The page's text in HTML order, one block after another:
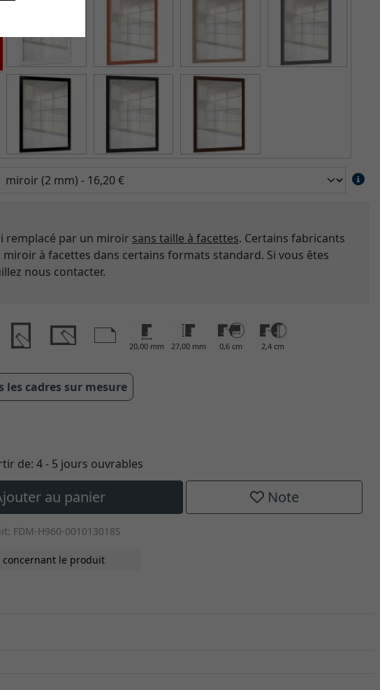
remplacé par un miroir sans taille à facettes. Certains fabricants
à facettes dans certains formats standard. Si vous êtes
nous contacter.
20,00 mm 27,00 mm 0,6 cm 2,4 cm
les cadres sur mesure
de: 4 - 5 jours ouvrables
au panier Note
FDM-H960-001013018S
concernant le produit